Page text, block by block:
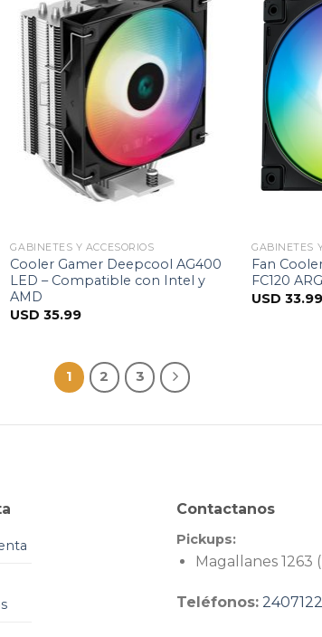
GABINETES Y ACCESORIOS
Cooler Gamer Deepcool AG400
LED – Compatible con Intel y
AMD
USD35.99
GABINETES
Fan
FC120
USD33.99
1 2 3
Contactanos
Pickups:
Magallanes 1263
Teléfonos: